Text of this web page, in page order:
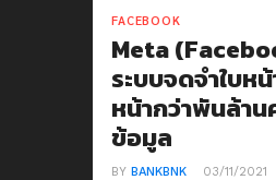
FACEBOOK
Meta
ระบบจดจำใบห
หน้ากว่าพันล้า
ข้อมูล
BYBANKBNK 03/11/2021